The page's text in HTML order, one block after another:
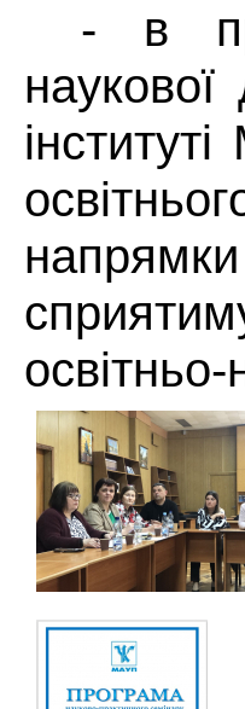
- в